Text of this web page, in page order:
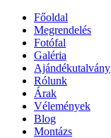
Főoldal
Megrendelés
Fotófal
Galéria
Ajándékutalvány
Rólunk
Árak
Vélemények
Blog
Montázs